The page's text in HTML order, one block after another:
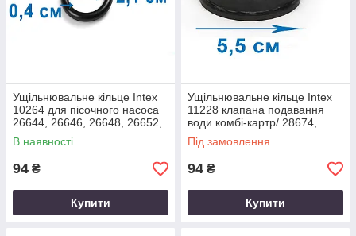
Ущільнювальне кільце Intex
10264 для пісочного насоса
26644, 26646, 26648, 26652,
28646, 28648, 28652, комбі-
В наявності
94 ₴
Купити
Ущільнювальне кільце Intex
11228 клапана подавання
води комбі-картр/ 28674,
пісочного насоса 26644,
26646, 26648
Під замовлення
94 ₴
Купити